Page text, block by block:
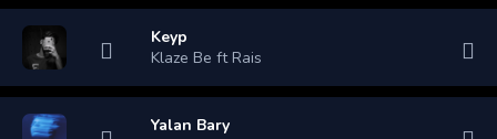
Keyp
Klaze Be ft Rais
Yalan Bary